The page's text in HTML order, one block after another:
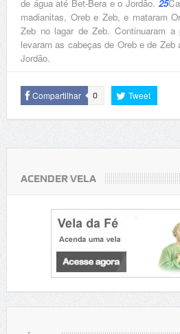
de água até Bet-Bera e o Jordão. 25
madianitas, Oreb e Zeb, e mataram
Zeb no lagar de Zeb. Continuaram a
levaram as cabeças de Oreb e de Zeb
Jordão.
Compartilhar 0 Tweet
ACENDER VELA